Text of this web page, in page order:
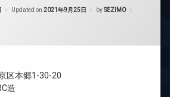
Updated on 2021年9月25日 bySEZIMO
本郷1-30-20
造